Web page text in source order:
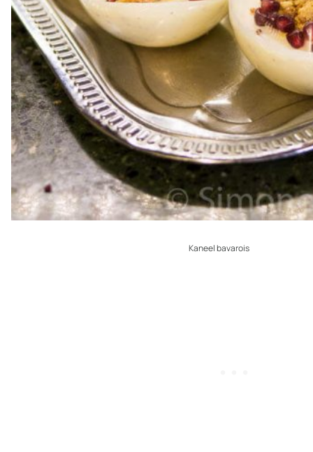
Kaneel bavarois